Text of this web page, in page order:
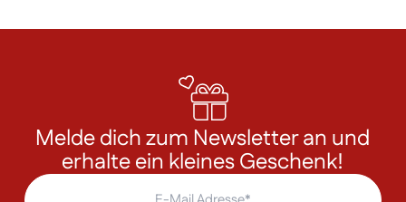
Melde dich zum Newsletter an und
erhalte ein kleines Geschenk!